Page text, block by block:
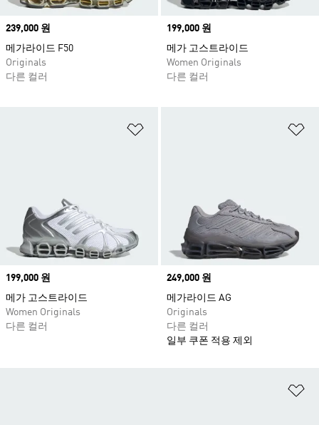
Price
239,000 원
메가라이드 F50
Originals
다른 컬러
Price
199,000 원
메가 고스트라이드
Women Originals
다른 컬러
Price
199,000 원
메가 고스트라이드
Women Originals
다른 컬러
Price
249,000 원
메가라이드 AG
Originals
다른 컬러
일부 쿠폰 적용 제외